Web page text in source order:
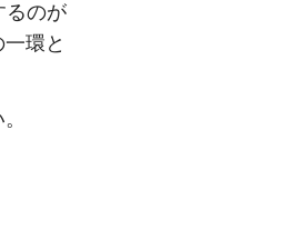
るのが
環と